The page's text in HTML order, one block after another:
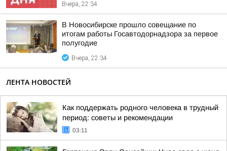
Вчера, 22:34
В Новосибирске прошло совещание по
итогам работы Госавтодорнадзора за первое
полугодие
Вчера, 22:34
ЛЕНТА НОВОСТЕЙ
Как поддержать родного человека в трудный
период: советы и рекомендации
03:11